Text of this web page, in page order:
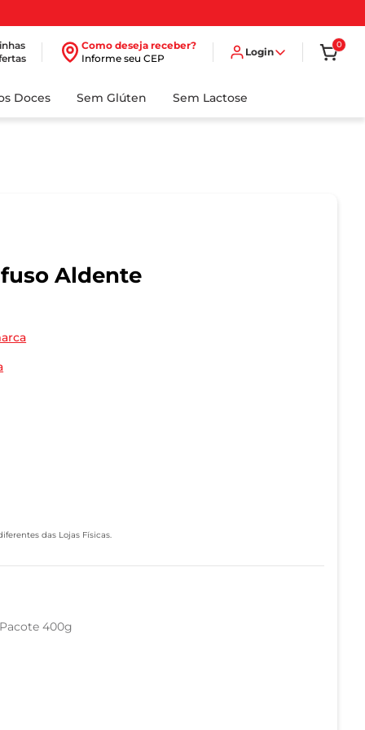
Como deseja receber?
Informe seu CEP
Login
0
Doces Sem Glúten Sem Lactose
Aldente
das Lojas Físicas.
400g